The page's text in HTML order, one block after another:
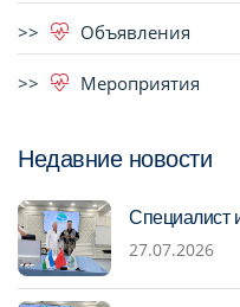
Объявления
Мероприятия
Недавние новости
Специалист
27.07.2026